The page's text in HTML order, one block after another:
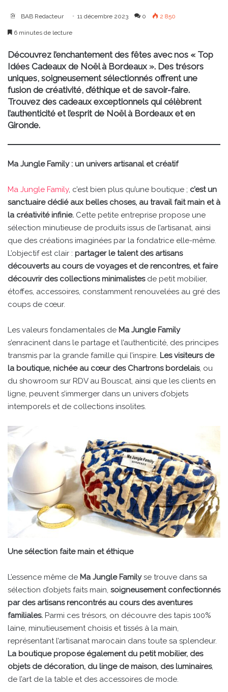
BAB Redacteur 11 décembre 2023 0 2 850
6 minutes de lecture
Découvrez l’enchantement des fêtes avec nos « Top
Idées Cadeaux de Noël à Bordeaux ». Des trésors
uniques, soigneusement sélectionnés offrent une
fusion de créativité, d’éthique et de savoir-faire.
Trouvez des cadeaux exceptionnels qui célèbrent
l’authenticité et l’esprit de Noël à Bordeaux et en
Gironde.
Ma Jungle Family : un univers artisanal et créatif
Ma Jungle Family, c’est bien plus qu’une boutique ; c’est un
sanctuaire dédié aux belles choses, au travail fait main et à
la créativité infinie. Cette petite entreprise propose une
sélection minutieuse de produits issus de l’artisanat, ainsi
que des créations imaginées par la fondatrice elle-même.
L’objectif est clair : partager le talent des artisans
découverts au cours de voyages et de rencontres, et faire
découvrir des collections minimalistesde petit mobilier,
étoffes, accessoires, constamment renouvelées au gré des
coups de cœur.
Les valeurs fondamentales de Ma Jungle Family
s’enracinent dans le partage et l’authenticité, des principes
transmis par la grande famille qui l’inspire. Les visiteurs de
la boutique, nichée au cœur des Chartrons bordelais, ou
du showroom sur RDV au Bouscat, ainsi que les clients en
ligne, peuvent s’immerger dans un univers d’objets
intemporels et de collections insolites.
Une sélection faite main et éthique
L’essence même de Ma Jungle Familyse trouve dans sa
sélection d’objets faits main, soigneusement confectionnés
par des artisans rencontrés au cours des aventures
familiales. Parmi ces trésors, on découvre des tapis 100%
laine, minutieusement choisis et tissés à la main,
représentant l’artisanat marocain dans toute sa splendeur.
La boutique propose également du petit mobilier, des
objets de décoration, du linge de maison, des luminaires,
de l’art de la table et des accessoires de mode.